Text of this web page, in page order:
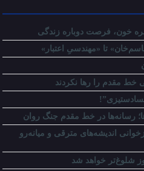
خون، فرصت دوباره زندگی
تا «مهندسیِ اعتبار»
رسانه‌ها در خط مقدم جنگ روان
اندیشه‌های مترقی و میانه‌رو
شلوغ‌تر خواهد شد